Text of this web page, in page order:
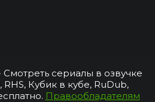
Смотреть сериалы в озвучке
Кубик в кубе, RuDub,
Правообладателям